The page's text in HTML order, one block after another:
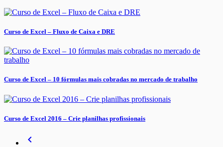
Curso de Excel – Fluxo de Caixa e DRE
Curso de Excel – 10 fórmulas mais cobradas no mercado de trabalho
Curso de Excel 2016 – Crie planilhas profissionais
navigate_before